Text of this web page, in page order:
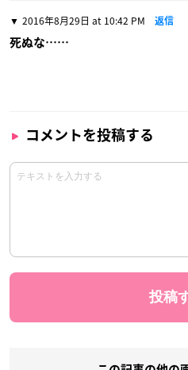
2016年8月29日 at 10:42 PM 返信
死ぬな……
コメントを投稿する